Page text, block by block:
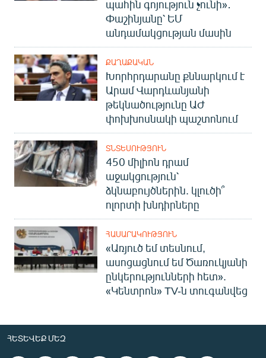
պահին գոյություն չունի»․
Փաշինյանը՝ ԵՄ
անդամակցության մասին
ՔԱՂԱՔԱԿԱՆ
Խորհրդարանը քննարկում է
Արամ Վարդևանյանի
թեկնածությունը ԱԺ
փոխխոսնակի պաշտոնում
ՏՆՏԵՍՈՒԹՅՈՒՆ
450 միլիոն դրամ
աջակցություն՝
ձկնաբույծներին. կլուծի՞
ոլորտի խնդիրները
ՀԱՍԱՐԱԿՈՒԹՅՈՒՆ
«Առյուծ եմ տեսնում,
ասոցացնում եմ Ծառուկյանի
ընկերությունների հետ».
«Կենտրոն» TV-ն տուգանվեց
ՀԵՏԵՎԵՔ ՄԵԶ